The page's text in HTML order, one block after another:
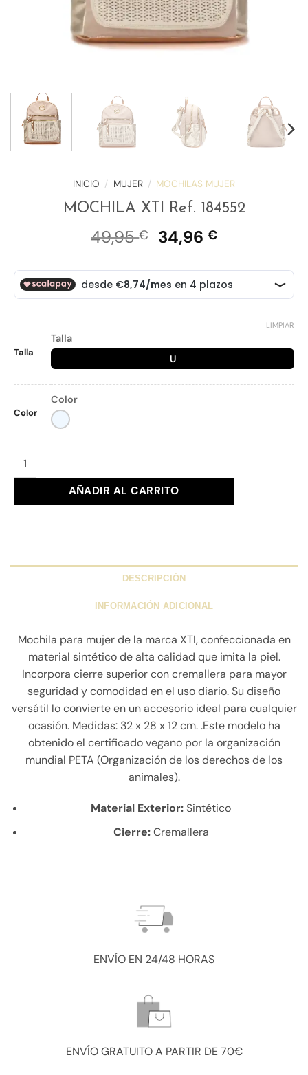
INICIO / MUJER / MOCHILAS MUJER
MOCHILA XTI Ref. 184552
49,95€ El
original
era:
49,95 €.
34,96 €El
actual
es:
34,96 €.
Talla
Talla
U
Color
Color
LIMPIAR
MOCHILA XTI Ref. 184552 cantidad
AÑADIR AL CARRITO
DESCRIPCIÓN
INFORMACIÓN ADICIONAL
Mochila para mujer de la marca XTI, confeccionada en
material sintético de alta calidad que imita la piel.
Incorpora cierre superior con cremallera para mayor
seguridad y comodidad en el uso diario. Su diseño
versátil lo convierte en un accesorio ideal para cualquier
ocasión. Medidas: 32 x 28 x 12 cm. .Este modelo ha
obtenido el certificado vegano por la organización
mundial PETA (Organización de los derechos de los
animales).
Material Exterior:Sintético
Cierre:Cremallera
ENVÍO EN 24/48 HORAS
ENVÍO GRATUITO A PARTIR DE 70€